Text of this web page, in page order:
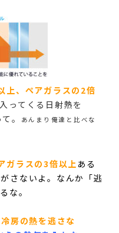
上、ペアガラスの2倍
ってくる日射熱を
。
あんまり俺達と比べな
ガラスの3倍以上 ある
さないよ。なんか「逃
な。
房の熱を逃さな